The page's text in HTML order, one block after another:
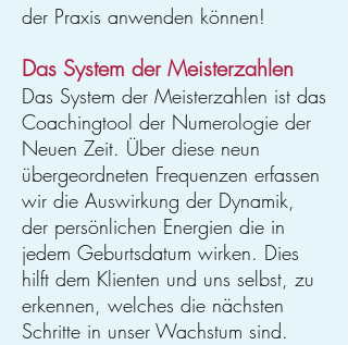
der Praxis anwenden können!
Das System der Meisterzahlen
Das System der Meisterzahlen ist das
Coachingtool der Numerologie der
Neuen Zeit. Über diese neun
übergeordneten Frequenzen erfassen
wir die Auswirkung der Dynamik,
der persönlichen Energien die in
jedem Geburtsdatum wirken. Dies
hilft dem Klienten und uns selbst, zu
erkennen, welches die nächsten
Schritte in unser Wachstum sind.